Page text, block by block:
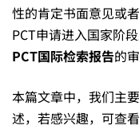
专
利
在
性的肯定书面意见或
PCT申请进入国家阶
PCT国际检索报告的
本篇文章中，我们主
述，若感兴趣，可查